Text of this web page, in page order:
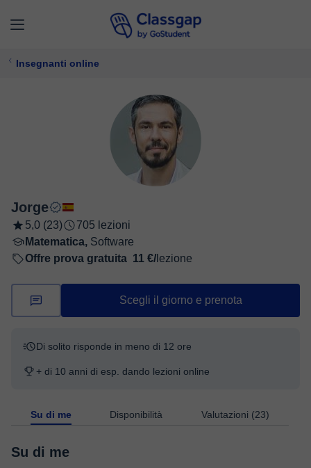
Insegnanti online
Jorge
5,0 (23)
705 lezioni
Matematica, Software
Offre prova gratuita 11 €/ lezione
Scegli il giorno e prenota
Di solito risponde in meno di 12 ore
+ di 10 anni di esp. dando lezioni online
Su di me Disponibilità Valutazioni (23)
Su di me